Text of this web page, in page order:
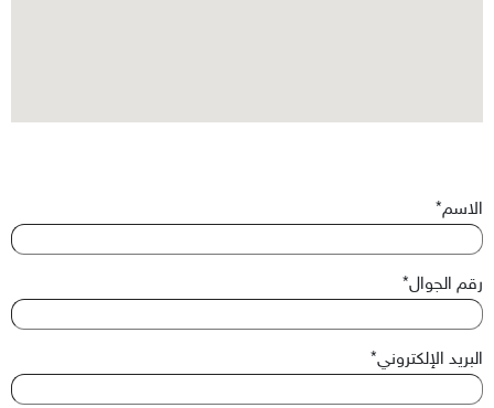
الاسم*
رقم الجوال*
البريد الإلكتروني*